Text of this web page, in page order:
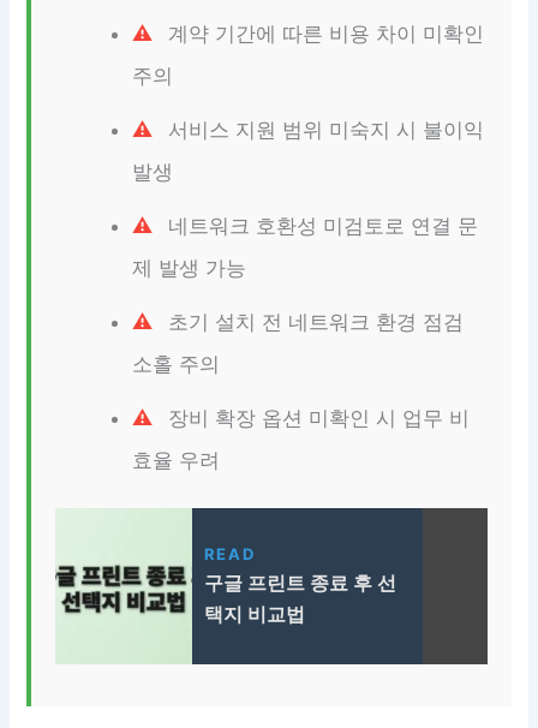
계약 기간에 따른 비용 차이 미확인
주의
서비스 지원 범위 미숙지 시 불이익
발생
네트워크 호환성 미검토로 연결 문
제 발생 가능
초기 설치 전 네트워크 환경 점검
소홀 주의
장비 확장 옵션 미확인 시 업무 비
효율 우려
READ
구글 프린트 종료 후 선
택지 비교법